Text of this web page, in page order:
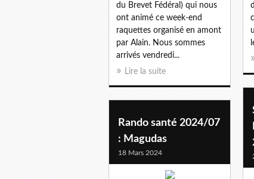
du Brevet Fédéral) qui nous
ont animé ce week-end
raquettes organisé en amont
par Alain. Nous sommes
arrivés vendredi...
Lire la suite
Rando santé 2024/07
: Magudas
18 Mars 2024